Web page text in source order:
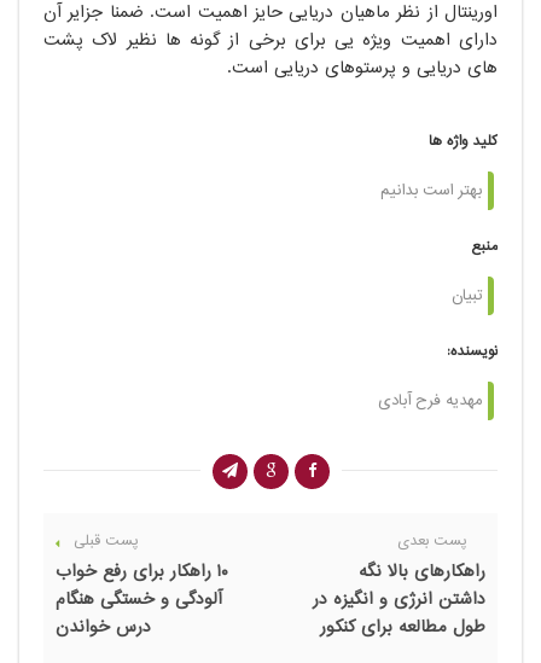
اورینتال از نظر ماهیان دریایی حایز اهمیت است. ضمنا جزایر آن
دارای اهمیت ویژه یی برای برخی از گونه ها نظیر لاک پشت
های دریایی و پرستوهای دریایی است.
کلید واژه ها
بهتر است بدانیم
منبع
تبیان
نویسنده:
مهدیه فرح آبادی
پست قبلی
۱۰ راهکار برای رفع خواب
آلودگی و خستگی هنگام
درس خواندن
پست بعدی
راهکارهای بالا نگه
داشتن انرژی و انگیزه در
طول مطالعه برای کنکور